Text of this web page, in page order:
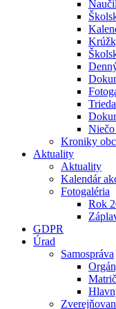
Kroniky
Aktuality
Aktuality
Kalendár
Fotogaléria
Rok
GDPR
Úrad
Samospráva